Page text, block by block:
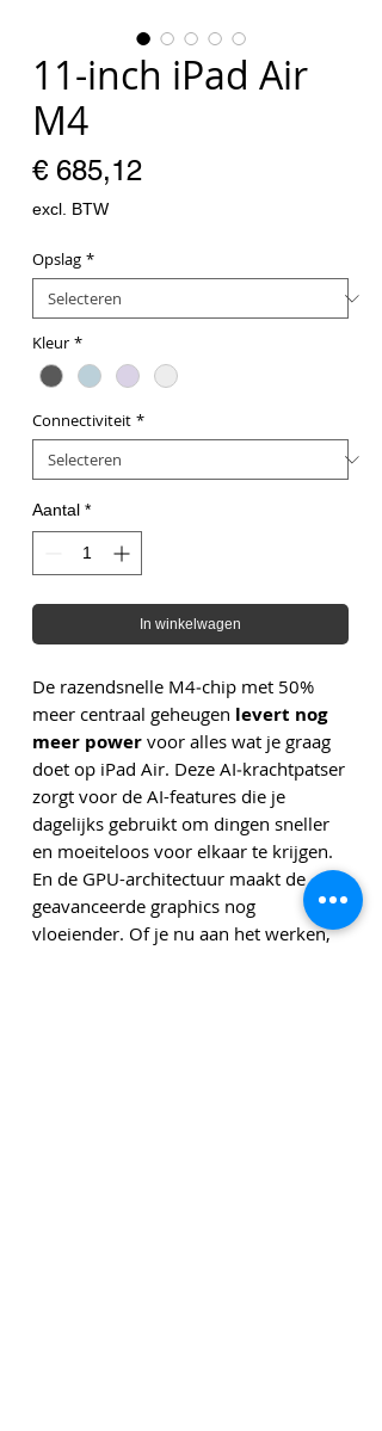
11-inch iPad Air
M4
€ 685,12Prijs
excl. BTW
Opslag *
Kleur *
Connectiviteit *
Aantal *
In winkelwagen
De razend­snelle M4‑chip met 50%
meer centraal geheugen levert nog
meer power voor alles wat je graag
doet op iPad Air. Deze AI‑krachtpatser
zorgt voor de AI-features die je
dagelijks gebruikt om dingen sneller
en moeiteloos voor elkaar te krijgen.
En de GPU-architectuur maakt de
geavanceerde graphics nog
vloeiender. Of je nu aan het werken,